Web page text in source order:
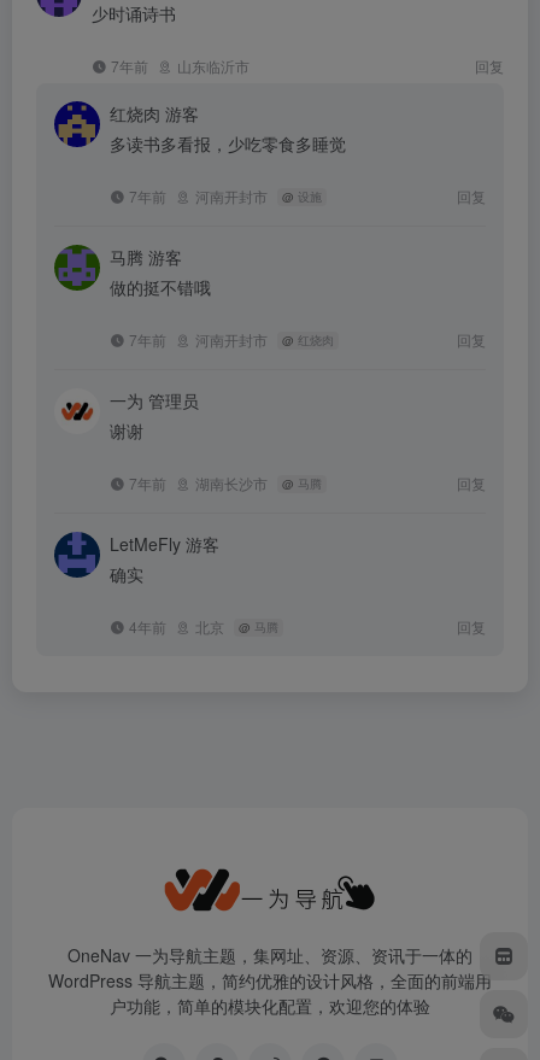
少时诵诗书
7年前 山东临沂市 回复
红烧肉 游客
多读书多看报，少吃零食多睡觉
7年前 河南开封市 @ 设施 回复
马腾 游客
做的挺不错哦
7年前 河南开封市 @ 红烧肉 回复
一为 管理员
谢谢
7年前 湖南长沙市 @ 马腾 回复
LetMeFly 游客
确实
4年前 北京 @ 马腾 回复
OneNav 一为导航主题，集网址、资源、资讯于一体的
WordPress 导航主题，简约优雅的设计风格，全面的前端用
户功能，简单的模块化配置，欢迎您的体验